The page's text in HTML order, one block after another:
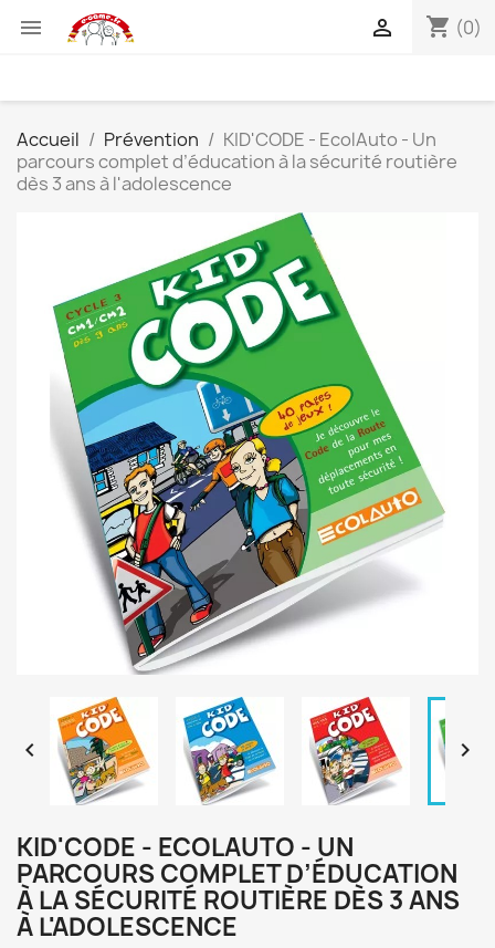
 shopping_cart (0)

Accueil Prévention
KID'CODE - EcolAuto - Un
parcours complet d’éducation à la sécurité routière
dès 3 ans à l'adolescence
 
KID'CODE - ECOLAUTO - UN
PARCOURS COMPLET D’ÉDUCATION
À LA SÉCURITÉ ROUTIÈRE DÈS 3 ANS
À L'ADOLESCENCE